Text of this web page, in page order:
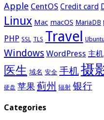
Apple CentOS Credit card
Linux Mac macOS MariaDB
PHP SSL TLS Travel Ubuntu
Windows WordPress 主机
医生 域名 安全 手机摄
硬盘 苹果 蓟州 辐射 银行
Categories